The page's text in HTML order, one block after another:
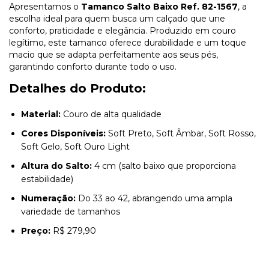
Apresentamos o Tamanco Salto Baixo Ref. 82-1567, a
escolha ideal para quem busca um calçado que une
conforto, praticidade e elegância. Produzido em couro
legítimo, este tamanco oferece durabilidade e um toque
macio que se adapta perfeitamente aos seus pés,
garantindo conforto durante todo o uso.
Detalhes do Produto:
Material: Couro de alta qualidade
Cores Disponíveis: Soft Preto, Soft Âmbar, Soft Rosso,
Soft Gelo, Soft Ouro Light
Altura do Salto: 4 cm (salto baixo que proporciona
estabilidade)
Numeração: Do 33 ao 42, abrangendo uma ampla
variedade de tamanhos
Preço: R$ 279,90